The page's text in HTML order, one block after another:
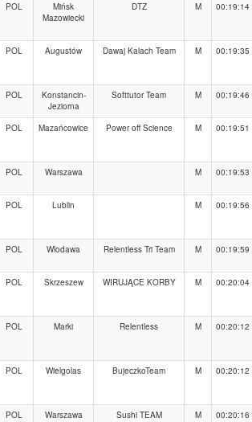
POL
Mińsk
Mazowiecki
DTZ M 00:19:14
POL Augustów Dawaj Kalach Team M 00:19:35
POL
Konstancin-
Jeziorna
Softtutor Team M 00:19:46
POL Mazańcowice Power off Science M 00:19:51
POL Warszawa M 00:19:53
POL Lublin M 00:19:56
POL Wlodawa Relentless Tri Team M 00:19:59
POL Skrzeszew WIRUJĄCE KORBY M 00:20:04
POL Marki Relentless M 00:20:12
POL Wielgolas BujeczkoTeam M 00:20:12
POL Warszawa Sushi TEAM M 00:20:16